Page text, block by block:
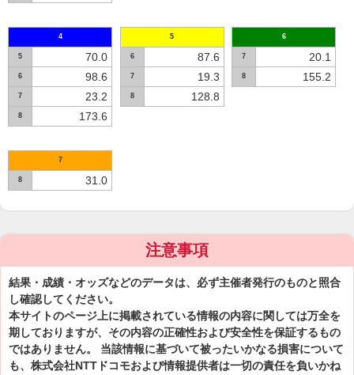
4
5 70.0
6 98.6
7 23.2
8 173.6
5
6 87.6
7 19.3
8 128.8
6
7 20.1
8 155.2
7
8 31.0
注意事項
結果・成績・オッズなどのデータは、必ず主催者発行のものと照合
し確認してください。
本サイトのページ上に掲載されている情報の内容に関しては万全を
期しておりますが、その内容の正確性および安全性を保証するもの
ではありません。 当該情報に基づいて被ったいかなる損害について
も、株式会社NTTドコモおよび情報提供者は一切の責任を負いかね